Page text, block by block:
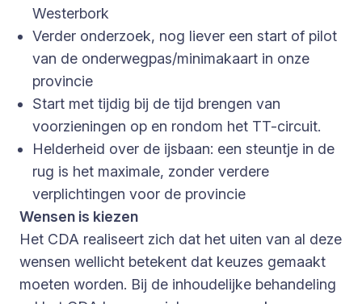
Westerbork
Verder onderzoek, nog liever een start of pilot
van de onderwegpas/minimakaart in onze
provincie
Start met tijdig bij de tijd brengen van
voorzieningen op en rondom het TT-circuit.
Helderheid over de ijsbaan: een steuntje in de
rug is het maximale, zonder verdere
verplichtingen voor de provincie
Wensen is kiezen
Het CDA realiseert zich dat het uiten van al deze
wensen wellicht betekent dat keuzes gemaakt
moeten worden. Bij de inhoudelijke behandeling